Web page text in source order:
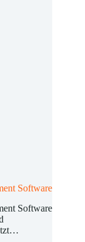
Software
Software